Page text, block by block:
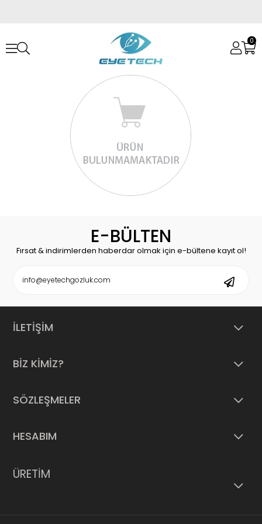
0
E-BÜLTEN
Fırsat & indirimlerden haberdar olmak için e-bültene kayıt ol!
İLETİŞİM
BİZ KİMİZ?
SÖZLEŞMELER
HESABIM
ÜRETİM